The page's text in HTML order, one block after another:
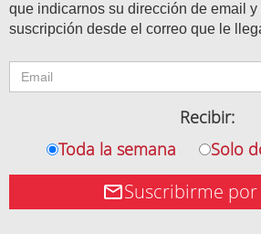
que indicarnos su dirección de email y
suscripción desde el correo que le
Recibir:
Toda la semana
Solo
Suscribirme